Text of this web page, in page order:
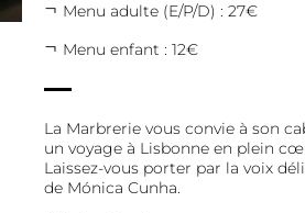
Menu adulte (E/P/D) : 27€
Menu enfant : 12€
La Marbrerie vous convie à son
un voyage à Lisbonne en plein
Laissez-vous porter par la voix
de Mónica Cunha.